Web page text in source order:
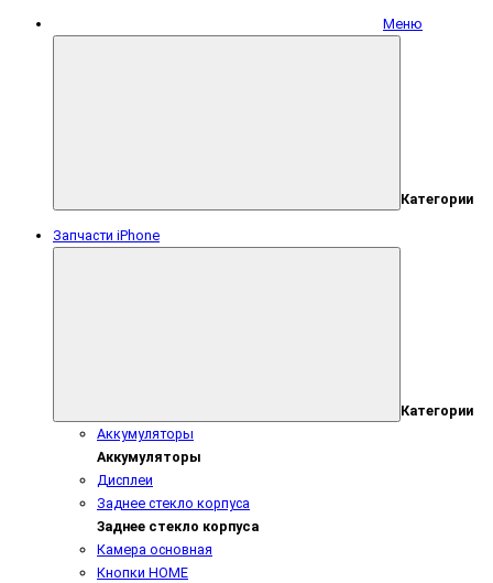
Меню
Категории
Запчасти iPhone
Категории
Аккумуляторы
Аккумуляторы
Дисплеи
Заднее стекло корпуса
Заднее стекло корпуса
Камера основная
Кнопки HOME